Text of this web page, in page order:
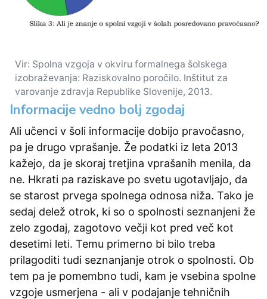
Vir: Spolna vzgoja v okviru formalnega šolskega
izobraževanja: Raziskovalno poročilo. Inštitut za
varovanje zdravja Republike Slovenije, 2013.
Informacije vedno bolj zgodaj
Ali učenci v šoli informacije dobijo pravočasno,
pa je drugo vprašanje. Že podatki iz leta 2013
kažejo, da je skoraj tretjina vprašanih menila, da
ne. Hkrati pa raziskave po svetu ugotavljajo, da
se starost prvega spolnega odnosa niža. Tako je
sedaj delež otrok, ki so o spolnosti seznanjeni že
zelo zgodaj, zagotovo večji kot pred več kot
desetimi leti. Temu primerno bi bilo treba
prilagoditi tudi seznanjanje otrok o spolnosti. Ob
tem pa je pomembno tudi, kam je vsebina spolne
vzgoje usmerjena - ali v podajanje tehničnih